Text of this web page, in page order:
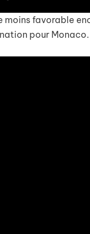
moins favorable
pour Monaco.